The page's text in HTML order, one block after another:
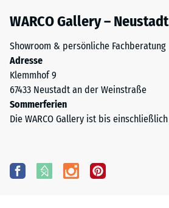
WARCO Gallery – Neustadt
Showroom & persönliche Fachberatung
Adresse
Klemmhof 9
67433 Neustadt an der Weinstraße
Sommerferien
Die WARCO Gallery ist bis einschließlich